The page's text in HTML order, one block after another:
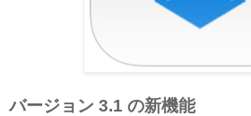
バージョン 3.1 の新機能